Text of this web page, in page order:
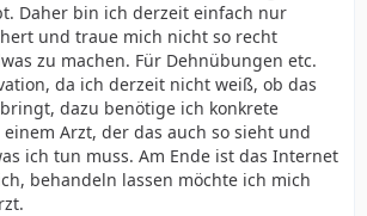
Daher bin ich derzeit einfach nur
und traue mich nicht so recht
zu machen. Für Dehnübungen etc.
da ich derzeit nicht weiß, ob das
dazu benötige ich konkrete
Arzt, der das auch so sieht und
ich tun muss. Am Ende ist das Internet
behandeln lassen möchte ich mich